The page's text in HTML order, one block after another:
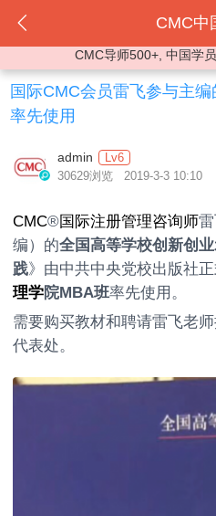
CMC中
CMC导师500+, 中国学
国际CMC会员雷飞参与主
率先使用
admin
Lv6
30629浏览 2019-3-3 10:10
CMC®国际注册管理咨询师
编）的全国高等学校创新创
践》由中共中央党校出版社
理学院MBA班率先使用。
需要购买教材和聘请雷飞老
代表处。